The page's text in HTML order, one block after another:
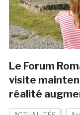
Le Forum
visite
réalité